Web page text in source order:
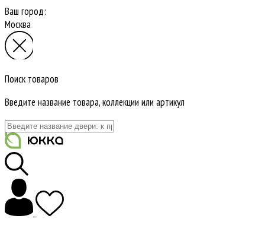
Ваш город:
Москва
Поиск товаров
Введите название товара, коллекции или артикул